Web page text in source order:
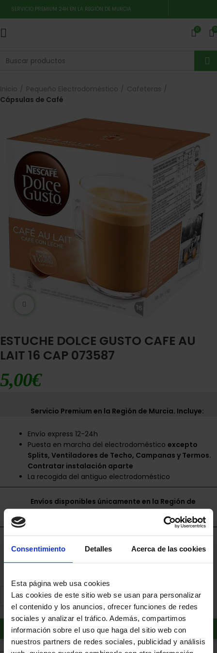
Consentimiento Detalles Acerca de las cookies
Esta página web usa cookies
Las cookies de este sitio web se usan para personalizar
el contenido y los anuncios, ofrecer funciones de redes
sociales y analizar el tráfico. Además, compartimos
información sobre el uso que haga del sitio web con
nuestros partners de redes sociales, publicidad y análisis
SERVICIO PREMIUM 24H EN LA REGIÓN DE MURCIA
0 0
Inicio Pequeño Electrodoméstico
Cafeteras
Cápsulas de Café
ESTUCHE DOLCE GUSTO CAFE AU
LAIT 16 CAP 073587
5,00€
Servicio Premium en la Región de Murcia. Incluye:
Envío express 12-24h
Puesta en marcha del electrodomésticoexcepto
Splits, Ventiladores de Techo, Campanas y Termos.
Contratar instalación aparte
La recogida del antiguo electrodoméstico
Envíos disponibles únicamente en la Región de
Murcia.
Añadir al carrito